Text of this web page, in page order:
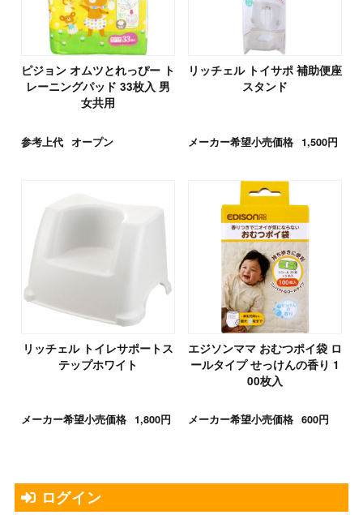
ピジョン オムツとれっぴー ト
レーニングパッド 33枚入 男
女共用
参考上代 オープン
リッチェル トイサポ 補助便座
スタンド
メーカー希望小売価格 1,500円
リッチェル トイレサポートス
テップホワイト
メーカー希望小売価格 1,800円
エジソンママ おむつポイ袋 ロ
ールタイプ せっけんの香り 1
00枚入
メーカー希望小売価格 600円
ログイン